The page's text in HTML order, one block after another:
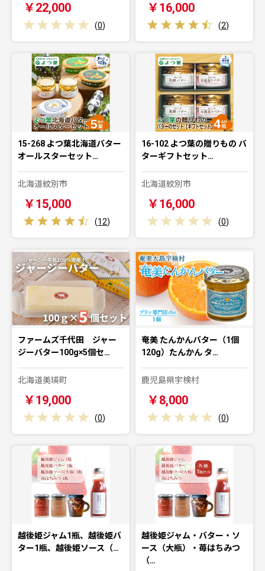
￥22,000
(0)
￥16,000
(2)
15-268 よつ葉北海道バター
オールスターセット…
北海道紋別市
￥15,000
(12)
16-102 よつ葉の贈りもの バ
ターギフトセット…
北海道紋別市
￥16,000
(0)
ファームズ千代田 ジャー
ジーバター100g×5個セ…
北海道美瑛町
￥19,000
(0)
奄美 たんかんバター（1個
120g）たんかん タ…
鹿児島県宇検村
￥8,000
(0)
越後姫ジャム1瓶、越後姫バ
ター1瓶、越後姫ソース（…
越後姫ジャム・バター・ソ
ース（大瓶）・苺はちみつ
（…